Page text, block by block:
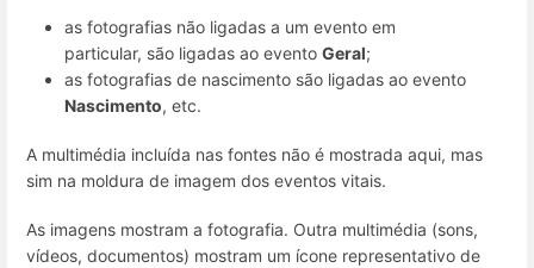
as fotografias não ligadas a um evento em
particular, são ligadas ao evento Geral;
as fotografias de nascimento são ligadas ao evento
Nascimento, etc.
A multimédia incluída nas fontes não é mostrada aqui, mas
sim na moldura de imagem dos eventos vitais.
As imagens mostram a fotografia. Outra multimédia (sons,
vídeos, documentos) mostram um ícone representativo de